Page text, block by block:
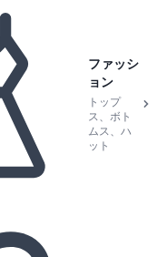
ファッシ
ョン
トップ
ス、ボト
ムス、ハ
ット